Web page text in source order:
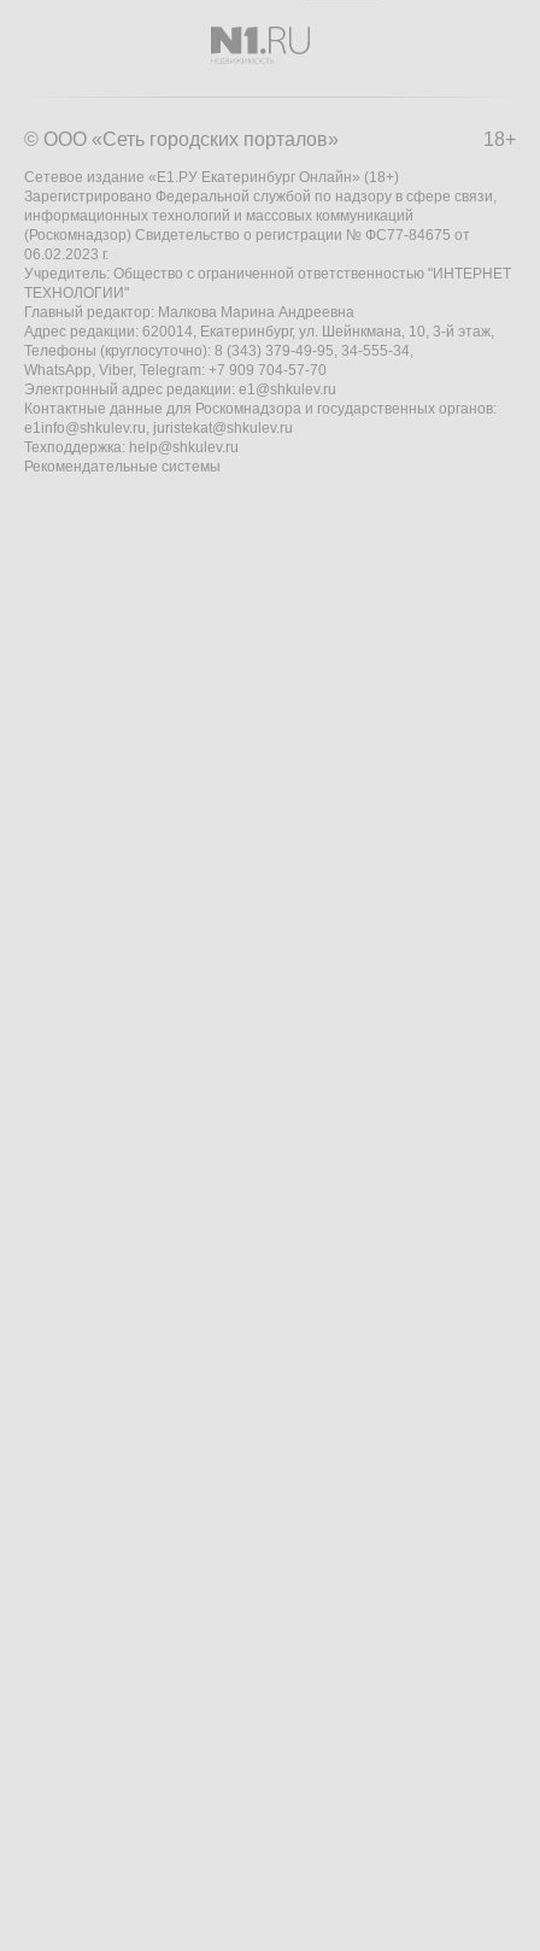
18+
© ООО «Сеть городских порталов»
Сетевое издание «Е1.РУ Екатеринбург Онлайн» (18+)
Зарегистрировано Федеральной службой по надзору в сфере связи,
информационных технологий и массовых коммуникаций
(Роскомнадзор) Свидетельство о регистрации № ФС77-84675 от
06.02.2023 г.
Учредитель: Общество с ограниченной ответственностью "ИНТЕРНЕТ
ТЕХНОЛОГИИ"
Главный редактор: Малкова Марина Андреевна
Адрес редакции: 620014, Екатеринбург, ул. Шейнкмана, 10, 3-й этаж,
Телефоны (круглосуточно): 8 (343) 379-49-95, 34-555-34,
WhatsApp, Viber, Telegram: +7 909 704-57-70
Электронный адрес редакции: e1@shkulev.ru
Контактные данные для Роскомнадзора и государственных органов:
e1info@shkulev.ru, juristekat@shkulev.ru
Техподдержка: help@shkulev.ru
Рекомендательные системы